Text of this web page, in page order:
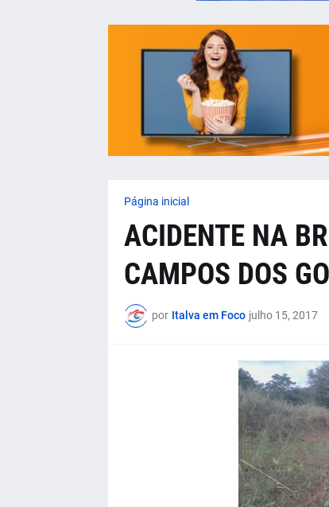
Página inicial
ACIDENTE NA
CAMPOS DOS
por Italva em Foco julho 15, 2017